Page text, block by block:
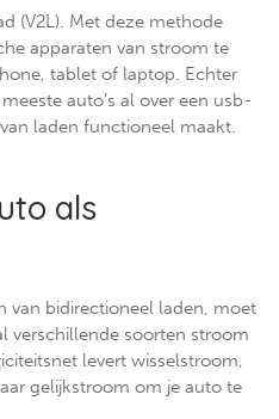
(V2L). Met deze methode
apparaten van stroom te
tablet of laptop. Echter
auto’s al over een usb-
laden functioneel maakt.
als
van bidirectioneel laden, moet
verschillende soorten stroom
levert wisselstroom,
gelijkstroom om je auto te